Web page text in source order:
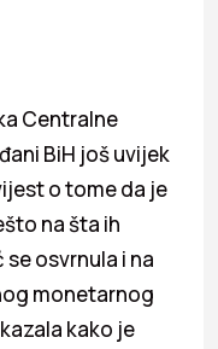
Centralne
BiH još uvijek
o tome da je
na šta ih
osvrnula i na
monetarnog
kako je